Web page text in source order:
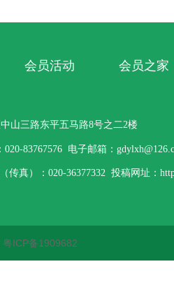
会员活动 会员之家
山三路东平五马路8号之二2楼
83767576 电子邮箱：
传真）：020-36377332 投稿网址：
粤ICP备1909682